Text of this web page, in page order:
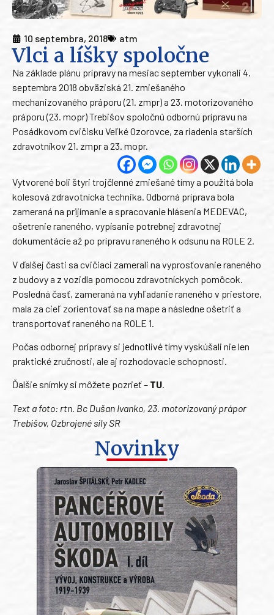
10 septembra, 2018 atm
Vlci a líšky spoločne
Na základe plánu prípravy na mesiac september vykonali 4.
septembra 2018 obväziská 21. zmiešaného
mechanizovaného práporu (21. zmpr) a 23. motorizovaného
práporu (23. mopr) Trebišov spoločnú odbornú prípravu na
Posádkovom cvičisku Veľké Ozorovce, za riadenia starších
zdravotníkov 21. zmpr a 23. mopr.
Vytvorené boli štyri trojčlenné zmiešané tímy a použitá bola
kolesová zdravotnícka technika. Odborná príprava bola
zameraná na prijímanie a spracovanie hlásenia MEDEVAC,
ošetrenie raneného, vypísanie potrebnej zdravotnej
dokumentácie až po prípravu raneného k odsunu na ROLE 2.
V ďalšej časti sa cvičiaci zamerali na vyprosťovanie raneného
z budovy a z vozidla pomocou zdravotníckych pomôcok.
Posledná časť, zameraná na vyhľadanie raneného v priestore,
mala za cieľ zorientovať sa na mape a následne ošetriť a
transportovať raneného na ROLE 1.
Počas odbornej prípravy si jednotlivé tímy vyskúšali nie len
praktické zručnosti, ale aj rozhodovacie schopnosti.
Ďalšie snímky si môžete pozrieť – TU.
Text a foto: rtn. Bc Dušan Ivanko, 23. motorizovaný prápor
Trebišov, Ozbrojené sily SR
Novinky